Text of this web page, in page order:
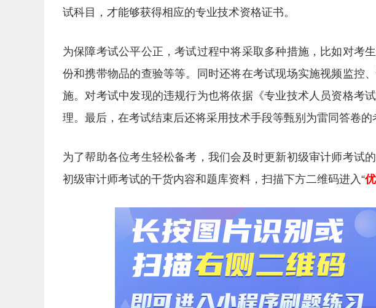
试科目，才能够获得相应的专业技术资格证书。
为保障考试公平公正，考试过程中将采取多种措施，比如对考
份和携带物品的查验等等。同时还将在考试现场实施视频监控
施。对考试中发现的违规行为也将依据《专业技术人员资格考
理。最后，在考试结束后还将采用技术手段等甄别为雷同答卷的
为了帮助各位考生轻松备考，我们会及时更新初级审计师考试
初级审计师考试的干货内容和题库资料，扫描下方二维码进入“